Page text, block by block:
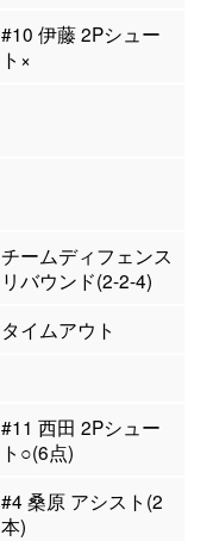
#10 伊藤 2Pシュー
ト×
チームディフェンス
リバウンド(2-2-4)
タイムアウト
#11 西田 2Pシュー
ト○(6点)
#4 桑原 アシスト(2
本)